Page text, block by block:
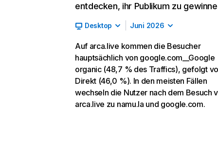
entdecken, ihr Publikum zu
Desktop Juni 2026
Auf arca.live kommen die Besucher
hauptsächlich von google.com__Google
organic (48,7 % des Traffics), gefolgt
Direkt (46,0 %). In den meisten Fällen
wechseln die Nutzer nach dem Besuch
arca.live zu namu.la und google.com.